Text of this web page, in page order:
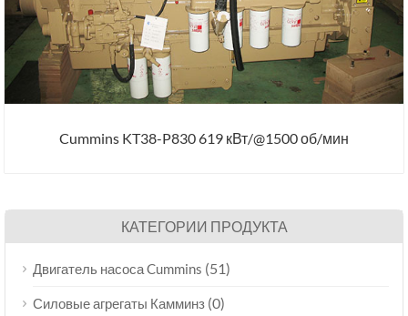
Cummins KT38-P830 619 кВт/@1500 об/мин
КАТЕГОРИИ ПРОДУКТА
Двигатель насоса Cummins (51)
Силовые агрегаты Камминз (0)